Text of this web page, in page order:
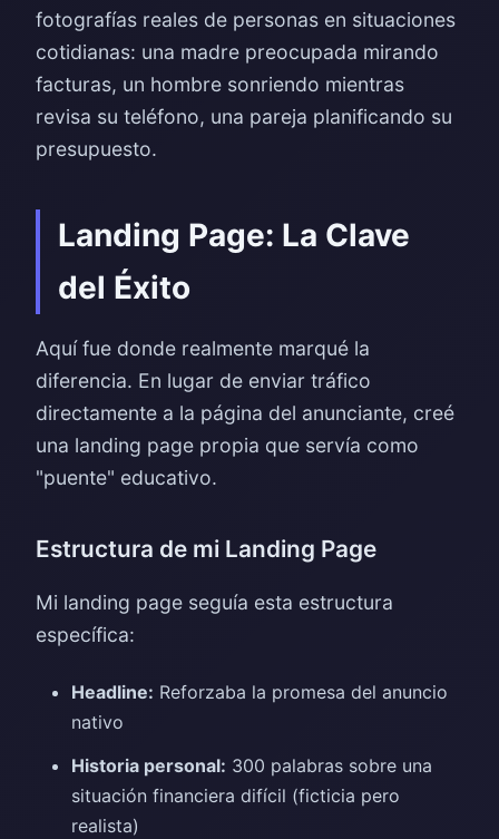
fotografías reales de personas en situaciones
cotidianas: una madre preocupada mirando
facturas, un hombre sonriendo mientras
revisa su teléfono, una pareja planificando su
presupuesto.
Landing Page: La Clave
del Éxito
Aquí fue donde realmente marqué la
diferencia. En lugar de enviar tráfico
directamente a la página del anunciante, creé
una landing page propia que servía como
"puente" educativo.
Estructura de mi Landing Page
Mi landing page seguía esta estructura
específica:
Headline: Reforzaba la promesa del anuncio
nativo
Historia personal: 300 palabras sobre una
situación financiera difícil (ficticia pero
realista)